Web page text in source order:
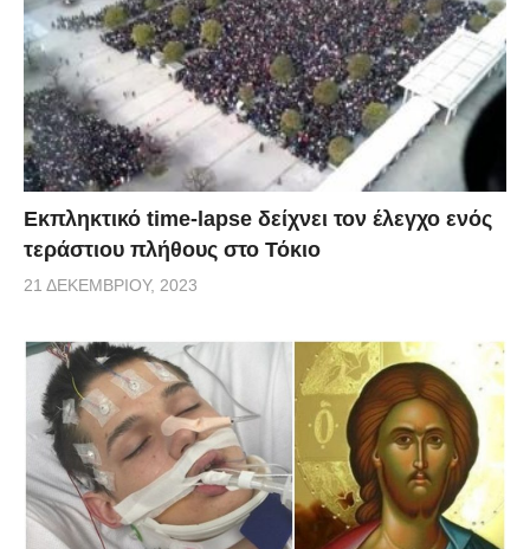
Εκπληκτικό time-lapse δείχνει τον έλεγχο ενός
τεράστιου πλήθους στο Τόκιο
21 ΔΕΚΕΜΒΡΊΟΥ, 2023